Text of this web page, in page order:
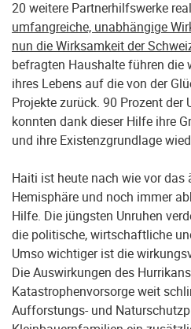
20 weitere Partnerhilfswerke
umfangreiche, unabhängige
nun die Wirksamkeit der
befragten Haushalte führen die
ihres Lebens auf die von der
Projekte zurück. 90 Prozent der
konnten dank dieser Hilfe ihre
und ihre Existenzgrundlage
Haiti ist heute nach wie vor das
Hemisphäre und noch immer
Hilfe. Die jüngsten Unruhen
die politische, wirtschaftliche
Umso wichtiger ist die
Die Auswirkungen des
Katastrophenvorsorge weit
Aufforstungs- und